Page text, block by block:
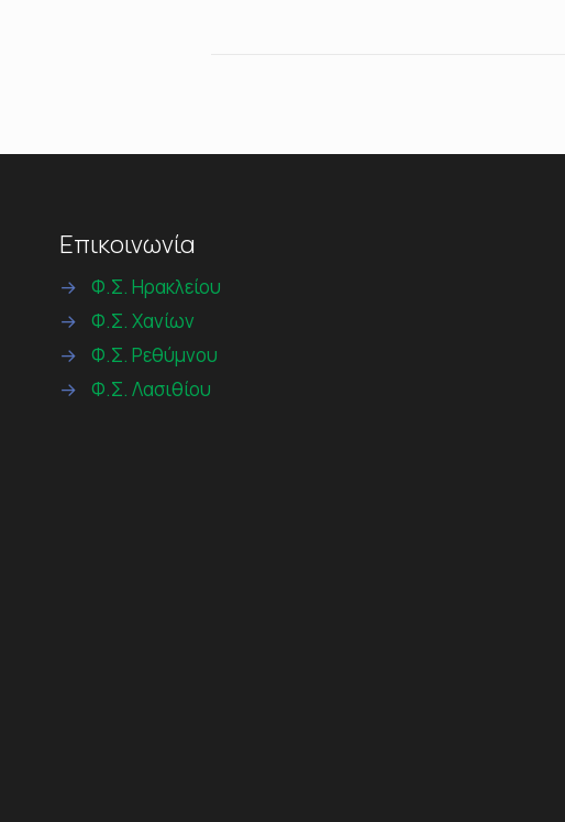
Επικοινωνία
→
Φ.Σ. Ηρακλείου
→
Φ.Σ. Χανίων
→
Φ.Σ. Ρεθύμνου
→
Φ.Σ. Λασιθίου